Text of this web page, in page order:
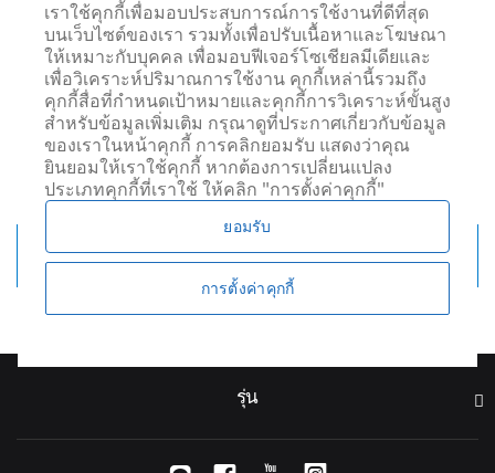
ต้องขออภัย เราไม่มีรถ V60 ที่ท่าน
กำลังมองหา ขอให้ท่านแจ้งผ่านระบบ
การแจ้งเตือน เมื่อรถที่ท่านต้องการมา
แล้ว ระบบจะแจ้งทางอีเมลให้ท่านท
ราบ
ระบบแจ้งเตือน
รุ่น
เราใช้คุกกี้เพื่อมอบประสบการณ์การใช้งานที่ดีที่สุด
บนเว็บไซต์ของเรา รวมทั้งเพื่อปรับเนื้อหาและโฆษณา
ให้เหมาะกับบุคคล เพื่อมอบฟีเจอร์โซเชียลมีเดียและ
เพื่อวิเคราะห์ปริมาณการใช้งาน คุกกี้เหล่านี้รวมถึง
คุกกี้สื่อที่กำหนดเป้าหมายและคุกกี้การวิเคราะห์ขั้นสูง
สำหรับข้อมูลเพิ่มเติม กรุณาดูที่ประกาศเกี่ยวกับข้อมูล
ของเราในหน้าคุกกี้ การคลิกยอมรับ แสดงว่าคุณ
ยินยอมให้เราใช้คุกกี้ หากต้องการเปลี่ยนแปลง
ประเภทคุกกี้ที่เราใช้ ให้คลิก "การตั้งค่าคุกกี้"
ยอมรับ
การตั้งค่าคุกกี้